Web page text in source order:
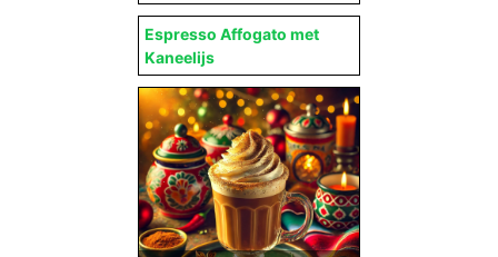
Espresso Affogato met
Kaneelijs